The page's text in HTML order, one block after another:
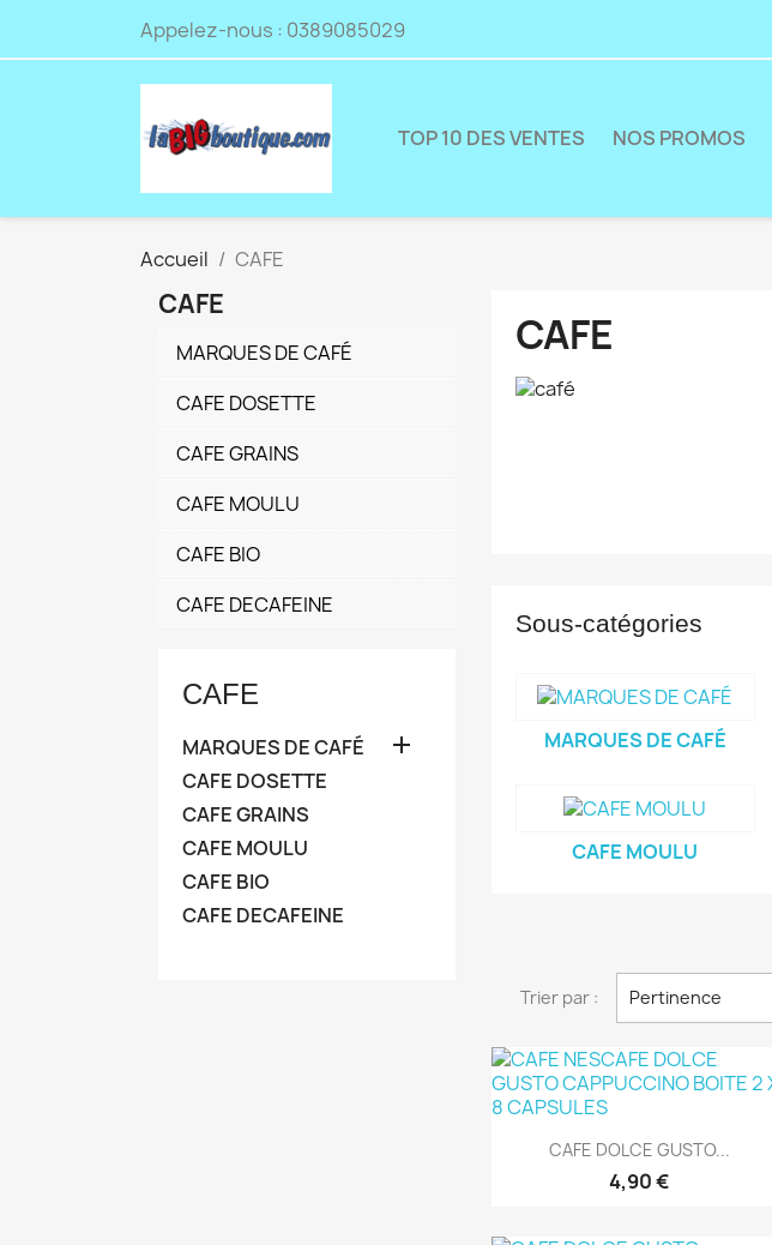
Appelez-nous : 0389085029
TOP 10 DES VENTES NOS PROMOS
Accueil CAFE
CAFE
MARQUES DE CAFÉ
CAFE DOSETTE
CAFE GRAINS
CAFE MOULU
CAFE BIO
CAFE DECAFEINE
CAFE
MARQUES DE CAFÉ 
CAFE DOSETTE
CAFE GRAINS
CAFE MOULU
CAFE BIO
CAFE DECAFEINE
CAFE
Sous-catégories
MARQUES DE CAFÉ
CAFE MOULU
Trier par : Pertinence
Aperçu rapide
CAFE DOLCE GUSTO...
4,90 €